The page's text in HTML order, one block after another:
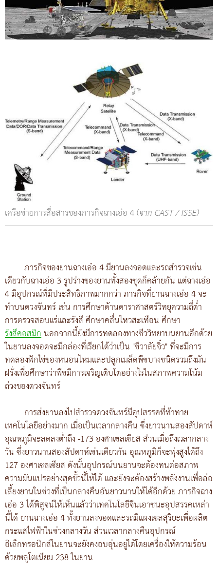
เครือข่ายการสื่อสารของภารกิจฉางเอ๋อ 4 (จาก CAST / ISSE)
ภารกิจของยานฉางเอ๋อ 4 มียานลงจอดและรถสำรวจเช่น
เดียวกับฉางเอ๋อ 3 รูปร่างของยานทั้งสองชุดก็คล้ายกัน แต่ฉางเอ๋อ
4 มีอุปกรณ์ที่มีประสิทธิภาพมากกว่า ภารกิจที่ยานฉางเอ๋อ 4 จะ
ทำบนดวงจันทร์ เช่น การศึกษาด้านดาราศาสตร์วิทยุความถี่ต่ำ
การตรวจสอบแร่และรังสี ศึกษาคลื่นไหวสะเทือน ศึกษา
รังสีคอสมิกนอกจากนี้ยังมีการทดลองทางชีววิทยาบนยานอีกด้วย
ในยานลงจอดจะมีกล่องที่เรียกได้ว่าเป็น "ชีวาลัยจิ๋ว" ที่จะมีการ
ทดลองฟักไข่ของหนอนไหมและปลูกเมล็ดพืชบางชนิดรวมถึงมัน
ฝรั่งเพื่อศึกษาว่าพืชมีการเจริญเติบโตอย่างไรในสภาพความโน้ม
ถ่วงของดวงจันทร์
การส่งยานลงไปสำรวจดวงจันทร์มีอุปสรรคที่ท้าทาย
เทคโนโลยีอย่างมาก เมื่อเป็นเวลากลางคืน ซึ่งยาวนานสองสัปดาห์
อุณหภูมิจะลดลงต่ำถึง -173 องศาเซลเซียส ส่วนเมื่อถึงเวลากลาง
วัน ซึ่งยาวนานสองสัปดาห์เช่นเดียวกัน อุณหภูมิก็จะพุ่งสูงได้ถึง
127 องศาเซลเซียส ดังนั้นอุปกรณ์บนยานจะต้องทนต่อสภาพ
ความผันแปรอย่างสุดขั้วนี้ให้ได้ และยังจะต้องสร้างพลังงานเพื่อล่อ
เลี้ยงยานในช่วงที่เป็นกลางคืนอันยาวนานให้ได้อีกด้วย ภารกิจฉาง
เอ๋อ 3 ได้พิสูจน์ให้เห็นแล้วว่าเทคโนโลยีจีนเอาชนะอุปสรรคเหล่า
นี้ได้ ยานฉางเอ๋อ 4 ทั้งยานลงจอดและรถมีแผงเซลสุริยะเพื่อผลิต
กระแสไฟฟ้าในช่วงกลางวัน ส่วนเวลากลางคืนอุปกรณ์
อิเล็กทรอนิกส์ในยานจะยังคงอบอุ่นอยู่ได้โดยเครื่องให้ความร้อน
ด้วยพลูโตเนียม-238 ในยาน